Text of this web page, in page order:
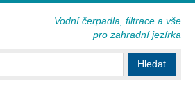
Hledat
Vodní čerpadla, filtrace a vše
pro zahradní jezírka